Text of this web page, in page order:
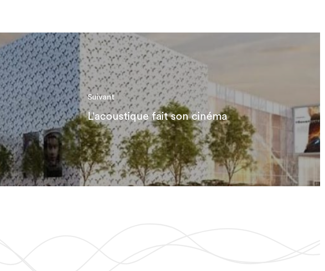
Suivant
L'acoustique fait son cinéma